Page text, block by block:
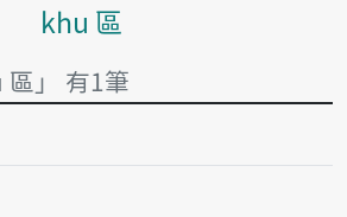
主內容區塊
khu 區
」 有1筆